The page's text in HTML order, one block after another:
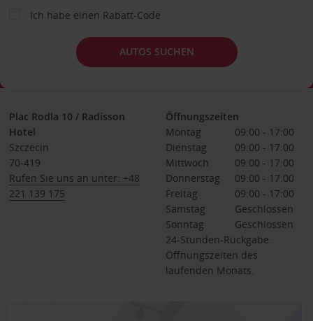
Ich habe einen Rabatt-Code
AUTOS SUCHEN
Plac Rodla 10 / Radisson
Hotel
Szczecin
70-419
Rufen Sie uns an unter: +48
221 139 175
Öffnungszeiten
Montag
09:00 - 17:00
Dienstag
09:00 - 17:00
Mittwoch
09:00 - 17:00
Donnerstag
09:00 - 17:00
Freitag
09:00 - 17:00
Samstag
Geschlossen
Sonntag
Geschlossen
24-Stunden-Rückgabe.
Öffnungszeiten des
laufenden Monats.